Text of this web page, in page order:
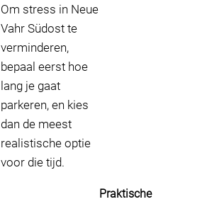
Om stress in Neue
Vahr Südost te
verminderen,
bepaal eerst hoe
lang je gaat
parkeren, en kies
dan de meest
realistische optie
voor die tijd.
Praktische